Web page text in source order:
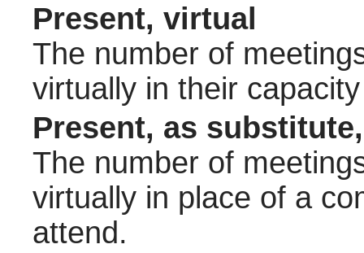
Present, virtual
The number of
virtually in their
Present, as
The number of
virtually in place of a
attend.